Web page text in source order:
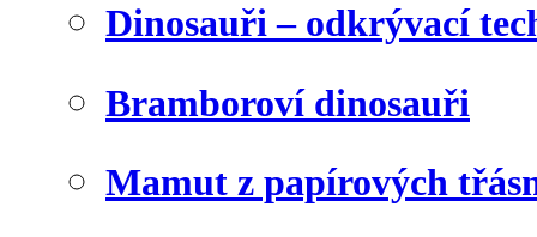
Dinosauři – odkrývací
Bramboroví dinosauři
Mamut z papírových